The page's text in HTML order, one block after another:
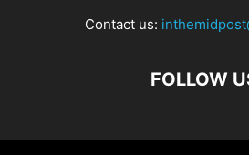
Contact us:
FOLLOW